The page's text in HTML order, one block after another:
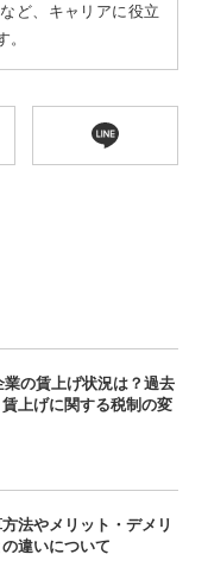
ど、キャリアに役立
業の賃上げ状況は？過去
上げに関する税制の変
法やメリット・デメリ
違いについて